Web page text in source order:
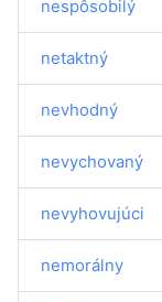
nespôsobilý
netaktný
nevhodný
nevychovaný
nevyhovujúci
nemorálny